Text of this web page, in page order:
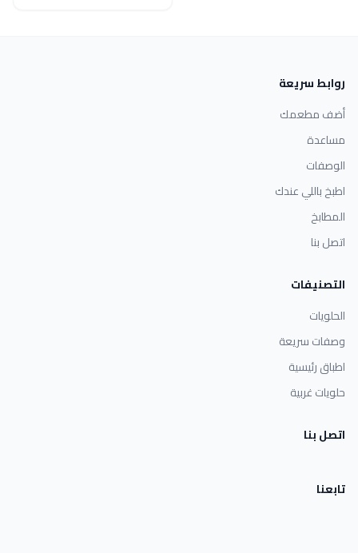
روابط سريعة
أضف مطعمك
مساعدة
الوصفات
اطبخ باللي عندك
المطابخ
اتصل بنا
التصنيفات
الحلويات
وصفات سريعة
اطباق رئيسية
حلويات غربية
اتصل بنا
تابعنا